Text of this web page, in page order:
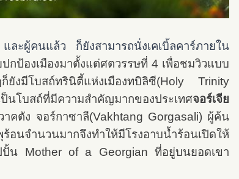
ละผู้คนแล้ว ก็ยังสามารถนั่งเคเบิ้ลคาร์ภายใน
กป้องเมืองมาตั้งแต่ศตวรรษที่ 4 เพื่อชมวิวแบบ
งมีโบสถ์ทรินิตี้แห่งเมืองทบิลิซี(Holy Trinity
นโบสถ์ที่มีความสำคัญมากของประเทศจอร์เจีย
าคตัง จอร์กาซาลี(Vakhtang Gorgasali) ผู้ค้น
จำนวนมากจึงทำให้มีโรงอาบน้ำร้อนเปิดให้
ปั้น Mother of a Georgian ที่อยู่บนยอดเขา